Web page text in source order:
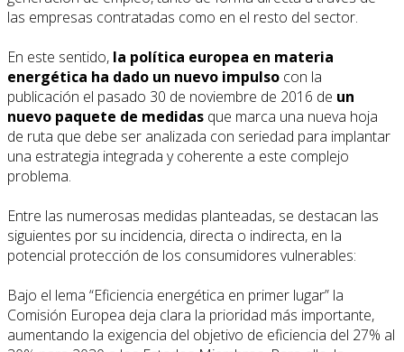
las empresas contratadas como en el resto del sector.
En este sentido, la política europea en materia
energética ha dado un nuevo impulso con la
publicación el pasado 30 de noviembre de 2016 de un
nuevo paquete de medidas que marca una nueva hoja
de ruta que debe ser analizada con seriedad para implantar
una estrategia integrada y coherente a este complejo
problema.
Entre las numerosas medidas planteadas, se destacan las
siguientes por su incidencia, directa o indirecta, en la
potencial protección de los consumidores vulnerables:
Bajo el lema “Eficiencia energética en primer lugar” la
Comisión Europea deja clara la prioridad más importante,
aumentando la exigencia del objetivo de eficiencia del 27% al